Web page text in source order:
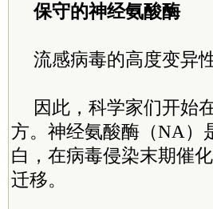
保守的神经氨酸酶
流感病毒的高度变异
因此，科学家们开始
方。神经氨酸酶（NA）
白，在病毒侵染末期催
迁移。